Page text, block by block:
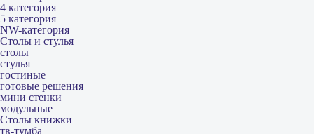
4 категория
5 категория
NW-категория
Столы и стулья
столы
стулья
гостиные
готовые решения
мини стенки
модульные
Столы книжки
тв-тумба